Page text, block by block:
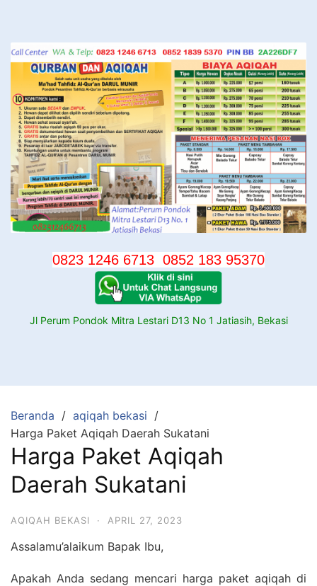
konten
0823 1246 6713 0852 183 95370
Jl Perum Pondok Mitra Lestari D13 No 1 Jatiasih, Bekasi
Beranda
aqiqah bekasi
Harga Paket Aqiqah Daerah Sukatani
Harga Paket Aqiqah
Daerah Sukatani
AQIQAH BEKASI · APRIL 27, 2023
Assalamu’alaikum Bapak Ibu,
Apakah Anda sedang mencari harga paket aqiqah di